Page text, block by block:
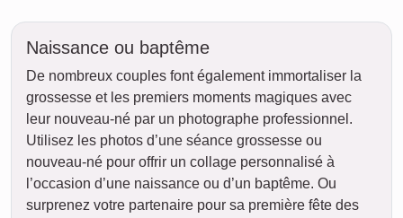
Naissance ou baptême
De nombreux couples font également immortaliser la
grossesse et les premiers moments magiques avec
leur nouveau-né par un photographe professionnel.
Utilisez les photos d’une séance grossesse ou
nouveau-né pour offrir un collage personnalisé à
l’occasion d’une naissance ou d’un baptême. Ou
surprenez votre partenaire pour sa première fête des